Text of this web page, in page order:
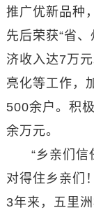
推广优新品种
先后荣获“省
济收入达7万
亮化等工作，
500余户。积
余万元。
“乡亲们
对得住乡亲们
3年来，五里